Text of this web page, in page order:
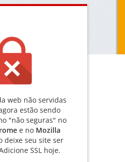
web não servidas
estão sendo
"não seguras" no
e no Mozilla
deixe seu site ser
SSL hoje.